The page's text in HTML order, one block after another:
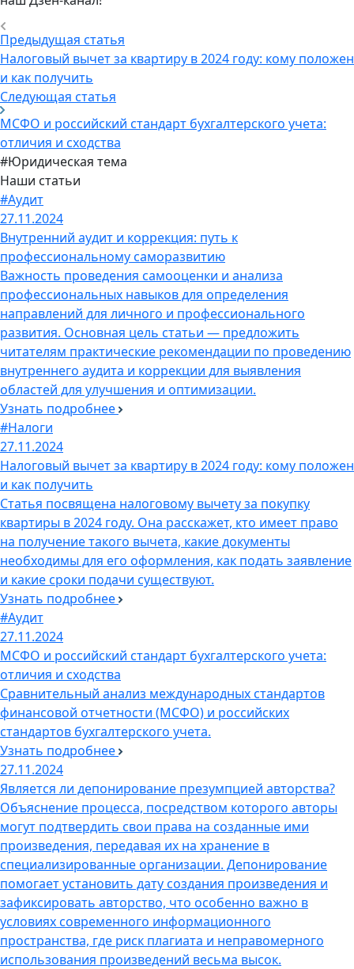
Предыдущая статья
Налоговый вычет за квартиру в 2024 году: кому положен
и как получить
Следующая статья
МСФО и российский стандарт бухгалтерского учета:
отличия и сходства
#Юридическая тема
Наши статьи
#Аудит
27.11.2024
Внутренний аудит и коррекция: путь к
профессиональному саморазвитию
Важность проведения самооценки и анализа
профессиональных навыков для определения
направлений для личного и профессионального
развития. Основная цель статьи — предложить
читателям практические рекомендации по проведению
внутреннего аудита и коррекции для выявления
областей для улучшения и оптимизации.
Узнать подробнее
#Налоги
27.11.2024
Налоговый вычет за квартиру в 2024 году: кому положен
и как получить
Статья посвящена налоговому вычету за покупку
квартиры в 2024 году. Она расскажет, кто имеет право
на получение такого вычета, какие документы
необходимы для его оформления, как подать заявление
и какие сроки подачи существуют.
Узнать подробнее
#Аудит
27.11.2024
МСФО и российский стандарт бухгалтерского учета:
отличия и сходства
Сравнительный анализ международных стандартов
финансовой отчетности (МСФО) и российских
стандартов бухгалтерского учета.
Узнать подробнее
27.11.2024
Является ли депонирование презумпцией авторства?
Объяснение процесса, посредством которого авторы
могут подтвердить свои права на созданные ими
произведения, передавая их на хранение в
специализированные организации. Депонирование
помогает установить дату создания произведения и
зафиксировать авторство, что особенно важно в
условиях современного информационного
пространства, где риск плагиата и неправомерного
использования произведений весьма высок.